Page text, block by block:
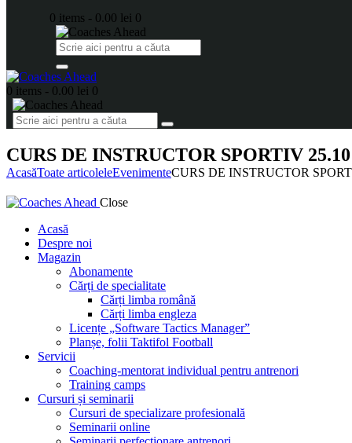
0 items - 0.00 lei 0
0 items - 0.00 lei 0
CURS DE INSTRUCTOR SPORTIV
AcasăToate articoleleEvenimenteCURS DE INSTRUCTOR
Close
Acasă
Despre noi
Magazin
Abonamente
Cărți de specialitate
Cărți limba română
Cărți limba engleza
Licențe „Software Tactics Manager”
Planșe, folii Taktifol Football
Servicii
Coaching-mentorat individual pentru antrenori
Training camps
Cursuri și seminarii
Cursuri de specializare profesională
Seminarii online